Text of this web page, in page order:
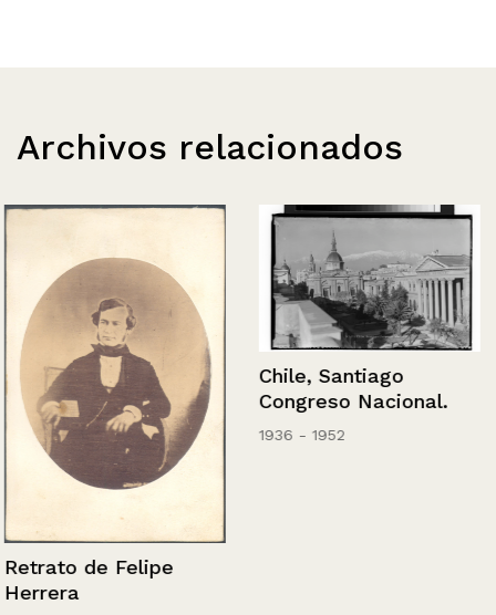
Archivos relacionados
Retrato de Felipe
Herrera
Chile, Santiago
Congreso Nacional.
1936 - 1952